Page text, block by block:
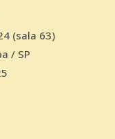
(sala 63)
/ SP